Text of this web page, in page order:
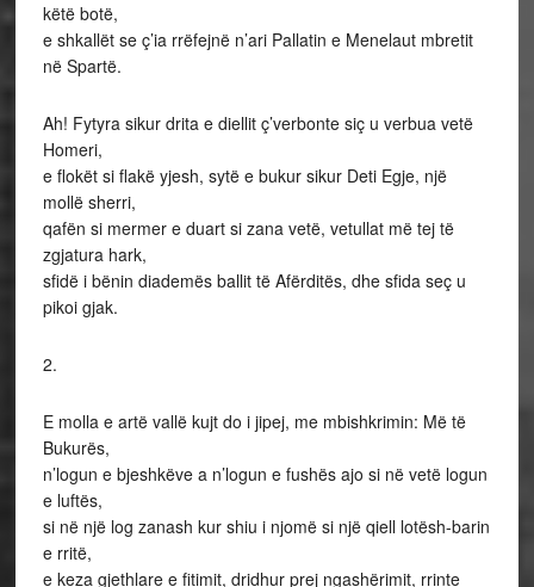
këtë botë,
e shkallët se ç’ia rrëfejnë n’ari Pallatin e Menelaut mbretit
në Spartë.
Ah! Fytyra sikur drita e diellit ç’verbonte siç u verbua vetë
Homeri,
e flokët si flakë yjesh, sytë e bukur sikur Deti Egje, një
mollë sherri,
qafën si mermer e duart si zana vetë, vetullat më tej të
zgjatura hark,
sfidë i bënin diademës ballit të Afërditës, dhe sfida seç u
pikoi gjak.
2.
E molla e artë vallë kujt do i jipej, me mbishkrimin: Më të
Bukurës,
n’logun e bjeshkëve a n’logun e fushës ajo si në vetë logun
e luftës,
si në një log zanash kur shiu i njomë si një qiell lotësh-barin
e rritë,
e keza gjethlare e fitimit, dridhur prej ngashërimit, rrinte